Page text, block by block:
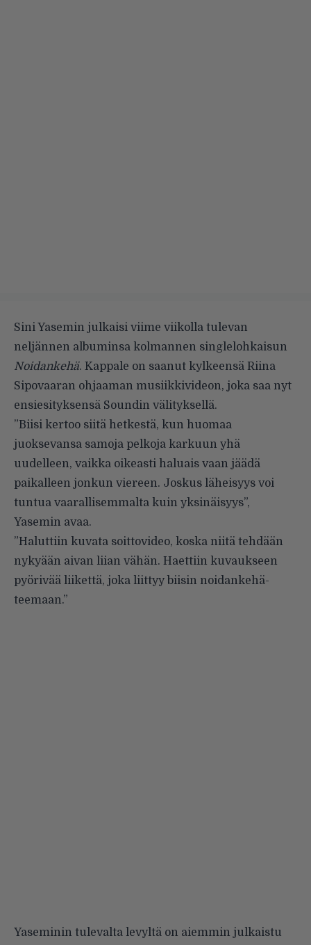
Sini Yasemin julkaisi viime viikolla tulevan
neljännen albuminsa kolmannen singlelohkaisun
Noidankehä. Kappale on saanut kylkeensä Riina
Sipovaaran ohjaaman musiikkivideon, joka saa nyt
ensiesityksensä Soundin välityksellä.
”Biisi kertoo siitä hetkestä, kun huomaa
juoksevansa samoja pelkoja karkuun yhä
uudelleen, vaikka oikeasti haluais vaan jäädä
paikalleen jonkun viereen. Joskus läheisyys voi
tuntua vaarallisemmalta kuin yksinäisyys”,
Yasemin avaa.
”Haluttiin kuvata soittovideo, koska niitä tehdään
nykyään aivan liian vähän. Haettiin kuvaukseen
pyörivää liikettä, joka liittyy biisin noidankehä-
teemaan.”
Yaseminin tulevalta levyltä on aiemmin julkaistu